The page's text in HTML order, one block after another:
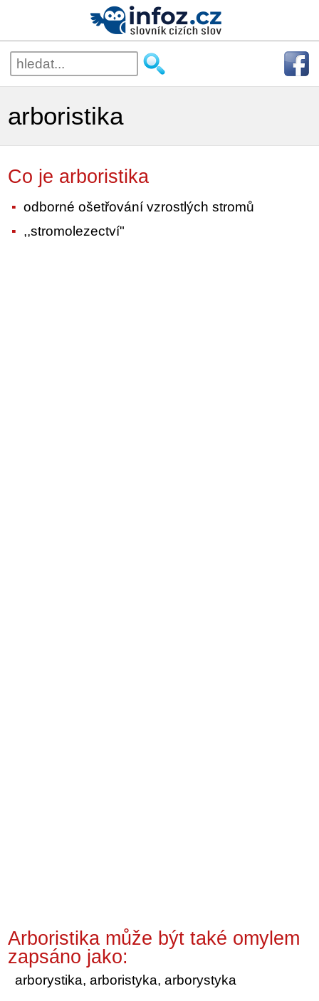
arboristika
Co je arboristika
odborné ošetřování vzrostlých stromů
,,stromolezectví"
Arboristika může být také omylem
zapsáno jako:
arborystika, arboristyka, arborystyka